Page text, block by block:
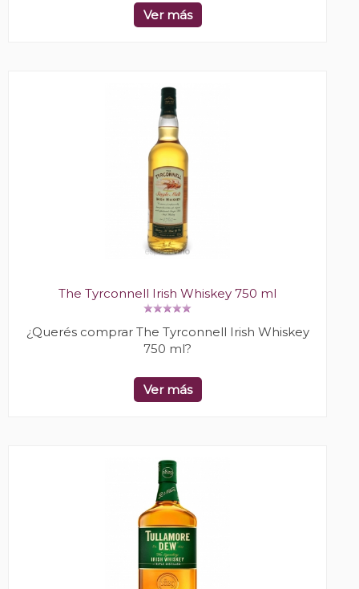
Ver más
The Tyrconnell Irish Whiskey 750 ml
¿Querés comprar The Tyrconnell Irish Whiskey
750 ml?
Ver más